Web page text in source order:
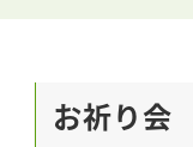
お祈り